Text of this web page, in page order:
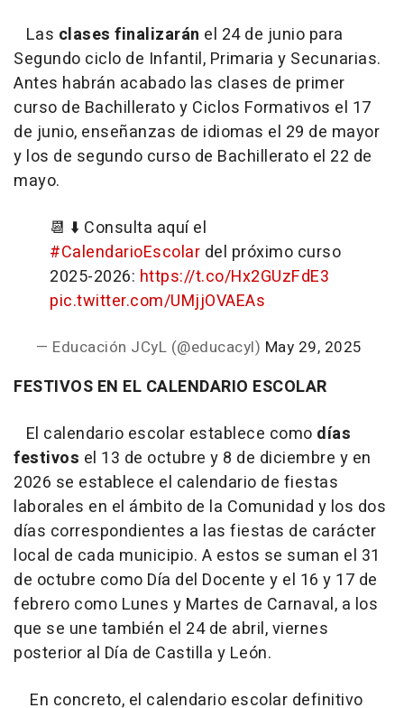
Las clases finalizarán el 24 de junio para
Segundo ciclo de Infantil, Primaria y Secunarias.
Antes habrán acabado las clases de primer
curso de Bachillerato y Ciclos Formativos el 17
de junio, enseñanzas de idiomas el 29 de mayor
y los de segundo curso de Bachillerato el 22 de
mayo.
📆 ⬇️ Consulta aquí el
#CalendarioEscolar del próximo curso
2025-2026: https://t.co/Hx2GUzFdE3
pic.twitter.com/UMjjOVAEAs
— Educación JCyL (@educacyl) May 29, 2025
FESTIVOS EN EL CALENDARIO ESCOLAR
El calendario escolar establece como días
festivos el 13 de octubre y 8 de diciembre y en
2026 se establece el calendario de fiestas
laborales en el ámbito de la Comunidad y los dos
días correspondientes a las fiestas de carácter
local de cada municipio. A estos se suman el 31
de octubre como Día del Docente y el 16 y 17 de
febrero como Lunes y Martes de Carnaval, a los
que se une también el 24 de abril, viernes
posterior al Día de Castilla y León.
En concreto, el calendario escolar definitivo